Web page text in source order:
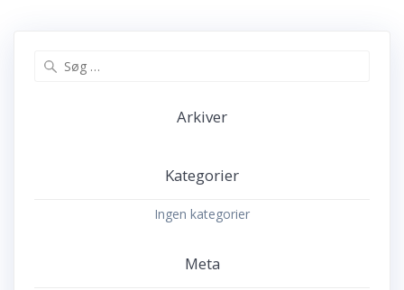
Arkiver
Kategorier
Ingen kategorier
Meta